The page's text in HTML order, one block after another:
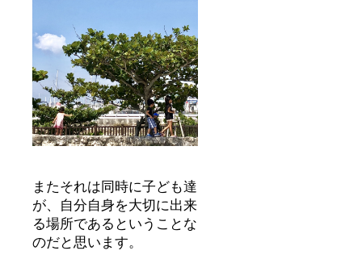
またそれは同時に子ども達
が、自分自身を大切に出来
る場所であるということな
のだと思います。